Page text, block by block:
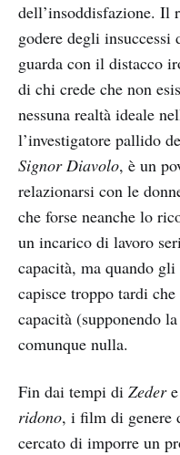
dell’insoddisfazione. Il
godere degli
guarda con il distacco
di chi crede che non
nessuna realtà ideale
l’investigatore pallido
Signor Diavolo, è un
relazionarsi con le
che forse neanche lo
un incarico di lavoro
capacità, ma quando
capisce troppo tardi
capacità (supponendo
comunque nulla.
Fin dai tempi di Zedere
ridono, i film di genere
cercato di imporre un